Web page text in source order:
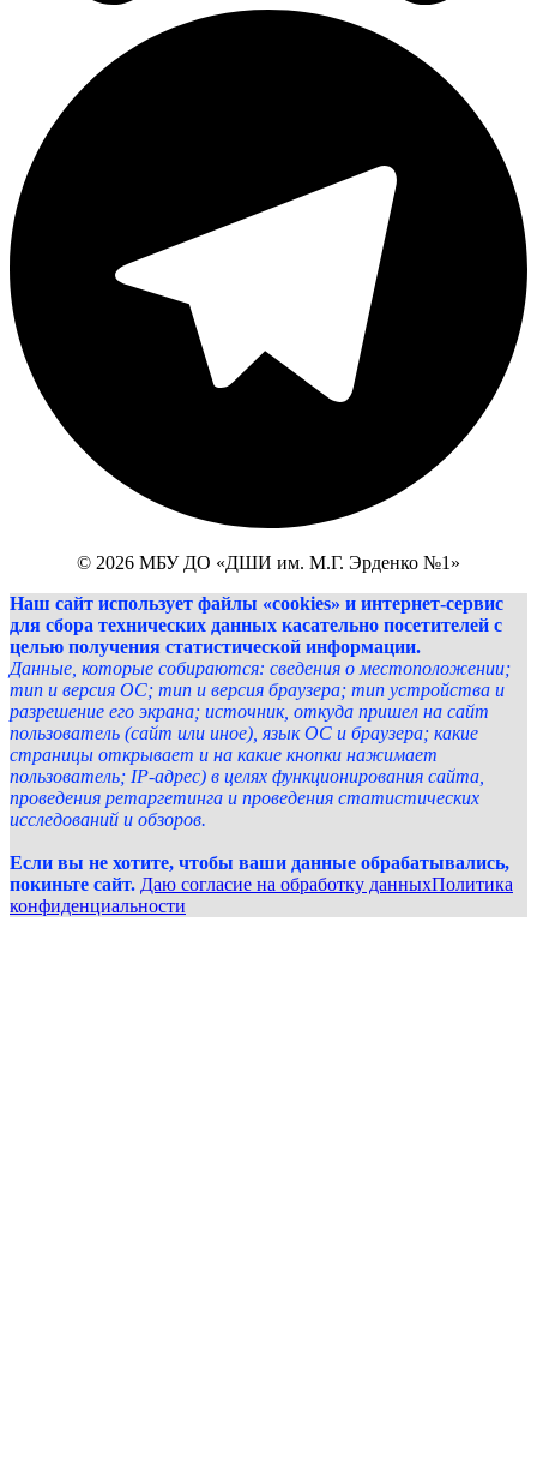
© 2026 МБУ ДО «ДШИ им. М.Г. Эрденко №1»
Наш сайт использует файлы «cookies» и интернет-сервис
для сбора технических данных касательно посетителей с
целью получения статистической информации.
Данные, которые собираются: сведения о местоположении;
тип и версия ОС; тип и версия браузера; тип устройства и
разрешение его экрана; источник, откуда пришел на сайт
пользователь (сайт или иное), язык ОС и браузера; какие
страницы открывает и на какие кнопки нажимает
пользователь; IP-адрес) в целях функционирования сайта,
проведения ретаргетинга и проведения статистических
исследований и обзоров.
Если вы не хотите, чтобы ваши данные обрабатывались,
покиньте сайт. Даю согласие на обработку данныхПолитика
конфиденциальности